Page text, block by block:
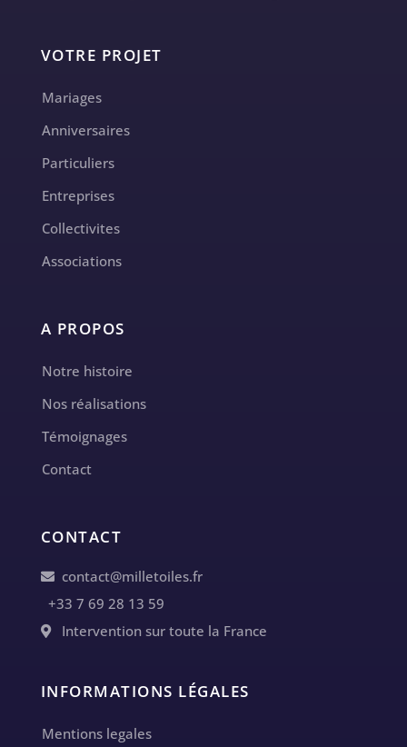
VOTRE PROJET
Mariages
Anniversaires
Particuliers
Entreprises
Collectivites
Associations
A PROPOS
Notre histoire
Nos réalisations
Témoignages
Contact
CONTACT
contact@milletoiles.fr
+33 7 69 28 13 59
Intervention sur toute la France
INFORMATIONS LÉGALES
Mentions legales